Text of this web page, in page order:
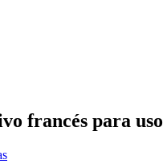
francés para